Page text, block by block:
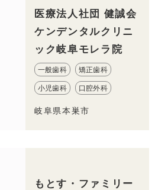
医療法人社団 健誠会
ケンデンタルクリニ
ック岐阜モレラ院
一般歯科 矯正歯科
小児歯科 口腔外科
岐阜県本巣市
もとす・ファミリー